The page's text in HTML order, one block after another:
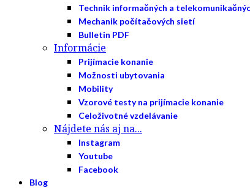
Technik informačných a
Mechanik počítačových sietí
Bulletin PDF
Informácie
Prijímacie konanie
Možnosti ubytovania
Mobility
Vzorové testy na prijímacie konanie
Celoživotné vzdelávanie
Nájdete nás aj na...
Instagram
Youtube
Facebook
Blog